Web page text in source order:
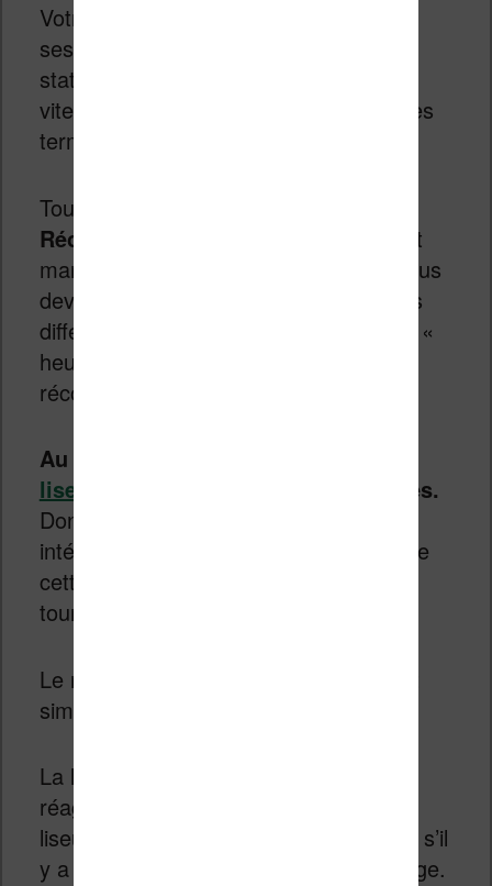
Votre liseuse va enregistrer toutes vos
sessions de lecture pour en tirer des
statistiques : temps de lecture total,
vitesse de lecture, pourcentage de livres
terminés, nombre de livres finis, etc.
Tout ceci est complété par des «
Récompenses
» virtuelles qui viennent
marquer ces activités. Par exemple, vous
devrez lire à la même heure sur 5 jours
différents pour recevoir la récompense «
heure de lecture préférée ». Il y a 16
récompenses de ce genre.
Au niveau des statistiques,
liseuses Kobo
sont les plus avancées.
Donc, si ce genre de choses vous
intéresse, c’est bien vers une liseuse de
cette marque que vous devrez vous
tourner.
Le reste de l’interface est très intuitif et
simple à prendre en main.
La liseuse est rapide et l’écran tactile
réagit bien. On sent qu’on est sur une
liseuse assez haut de gamme – même s’il
y a encore plus chère avec la Kobo Sage.